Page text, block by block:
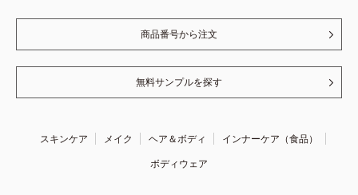
商品番号から注文
無料サンプルを探す
スキンケア メイク ヘア＆ボディ
インナーケア（食品）
ボディウェア